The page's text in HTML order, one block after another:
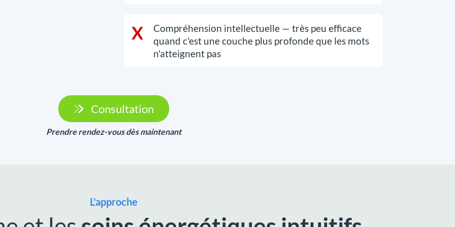
X
Compréhension intellectuelle — très peu efficace
quand c'est une couche plus profonde que les mots
n'atteignent pas
Consultation
Prendre rendez-vous dès maintenant
L'approche